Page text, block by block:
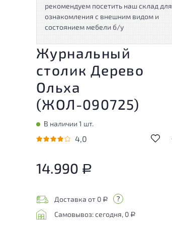
рекомендуем посетить наш склад для
ознакомления с внешним видом и
состоянием мебели б/у
Журнальный
столик Дерево
Ольха
(ЖОЛ-090725)
В наличии 1 шт.
4,0
14.990 Р
Доставка от 0 Р
Самовывоз: сегодня, 0 Р